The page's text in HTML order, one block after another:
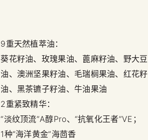
9重天然植萃油：
葵花籽油、玫瑰果油、蓖麻籽油、野大豆
油、澳洲坚果籽油、毛瑞榈果油、红花籽
油、黑茶镳子籽油、牛油果油
2重紧致精华：
“淡纹顶流”A醇Pro、“抗氧化王者”VE；
1种“海洋黄金”海茴香